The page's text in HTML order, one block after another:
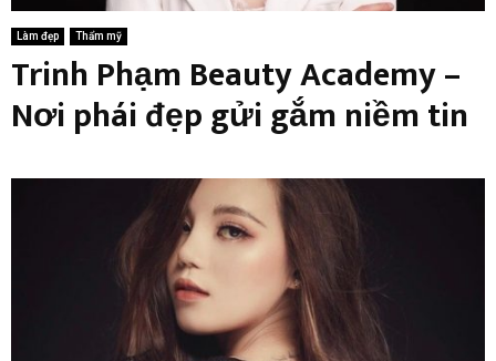
Làm đẹp Thẩm mỹ
Trinh Phạm Beauty Academy –
Nơi phái đẹp gửi gắm niềm tin